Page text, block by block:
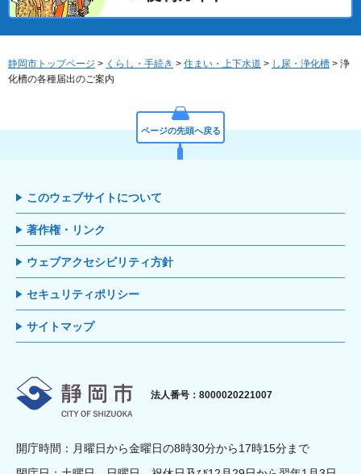
静岡市トップページ > くらし・手続き > 住まい・上下水道 > し尿・浄化槽 > 浄
化槽の各種届出のご案内
ページの先頭へ戻る
このウェブサイトについて
著作権・リンク
ウェブアクセシビリティ方針
セキュリティポリシー
サイトマップ
静岡市
法人番号：8000020221007
開庁時間：月曜日から金曜日の8時30分から17時15分まで